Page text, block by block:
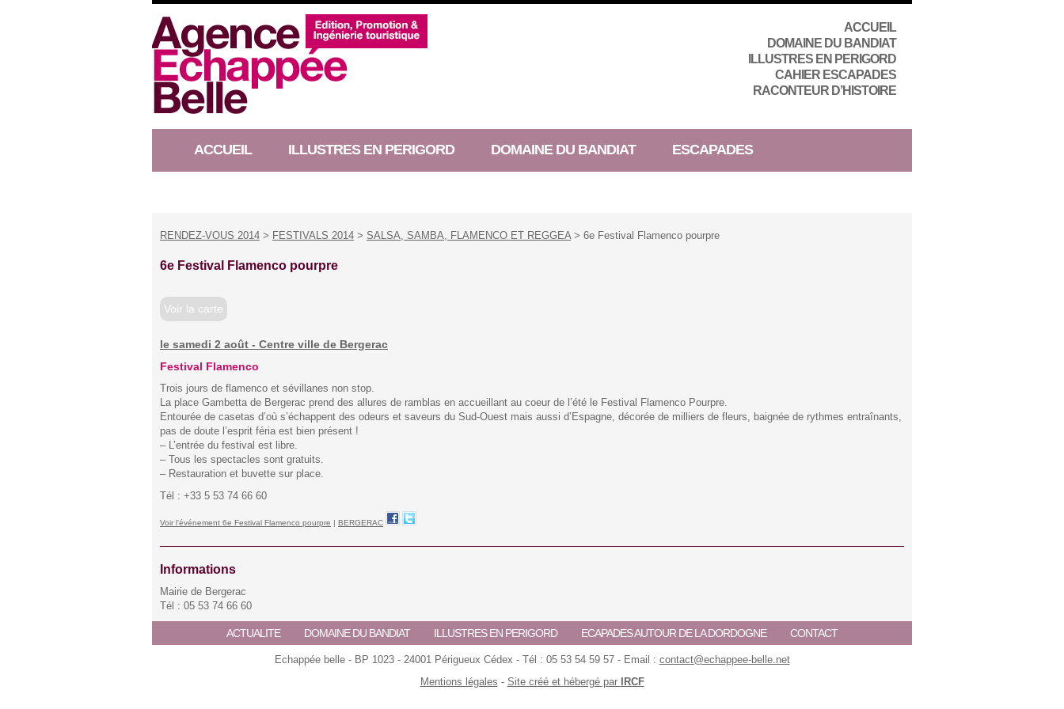
ACCUEIL
DOMAINE DU BANDIAT
ILLUSTRES EN PERIGORD
CAHIER ESCAPADES
RACONTEUR D’HISTOIRE
ACCUEIL ILLUSTRES EN PERIGORD DOMAINE DU BANDIAT ESCAPADES
RENDEZ-VOUS 2014 > FESTIVALS 2014 > SALSA, SAMBA, FLAMENCO ET REGGEA> 6e Festival Flamenco pourpre
6e Festival Flamenco pourpre
Voir la carte
le samedi 2 août - Centre ville de Bergerac
Festival Flamenco
Trois jours de flamenco et sévillanes non stop.
La place Gambetta de Bergerac prend des allures de ramblas en accueillant au coeur de l’été le Festival Flamenco Pourpre.
Entourée de casetas d’où s’échappent des odeurs et saveurs du Sud-Ouest mais aussi d’Espagne, décorée de milliers de fleurs, baignée de rythmes entraînants,
pas de doute l’esprit féria est bien présent !
– L’entrée du festival est libre.
– Tous les spectacles sont gratuits.
– Restauration et buvette sur place.
Tél : +33 5 53 74 66 60
Voir l'événement 6e Festival Flamenco pourpre | BERGERAC
Informations
Mairie de Bergerac
Tél : 05 53 74 66 60
ACTUALITE DOMAINE DU BANDIAT ILLUSTRES EN PERIGORD ECAPADES AUTOUR DE LA DORDOGNE CONTACT
Echappée belle - BP 1023 - 24001 Périgueux Cédex - Tél : 05 53 54 59 57 - Email : contact@echappee-belle.net
Mentions légales - Site créé et hébergé par IRCF